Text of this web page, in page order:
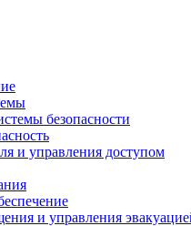
безопасности
и управления доступом
и управления